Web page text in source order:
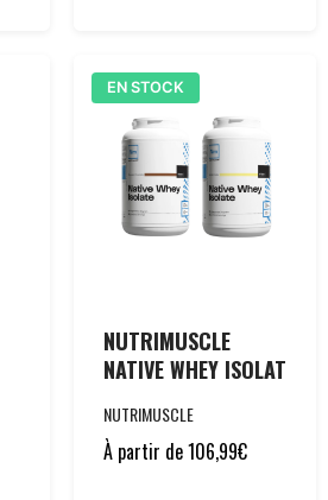
EN STOCK
NUTRIMUSCLE
NATIVE WHEY ISOLAT
NUTRIMUSCLE
À partir de106,99€